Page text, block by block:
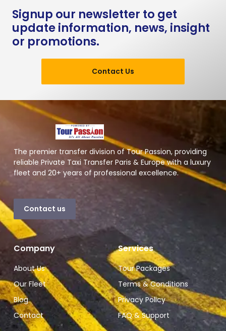
Signup our newsletter to get
update information, news, insight
or promotions.
Contact Us
The premier transfer division of Tour Passion, providing
reliable Private Taxi Transfer Paris & Europe with a luxury
fleet and 20+ years of professional excellence.
Contact us
Company
About Us
Our Fleet
Blog
Contact
Services
Tour Packages
Terms & Conditions
Privacy Policy
FAQ & Support